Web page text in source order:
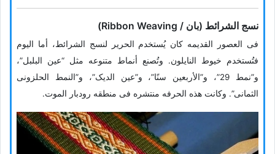
نسج الشرائط (بان / Ribbon Weaving)
فی العصور القدیمه کان یُستخدم الحریر لنسج الشرائط، أما الیوم
فتُستخدم خیوط النایلون. وتُصنع أنماط متنوعه مثل “عین البلبل”،
و”نمط 29”، و”الأربعین سنًا”، و”عین الدیک”، و”النمط الحلزونی
الثمانی”. وکانت هذه الحرفه منتشره فی منطقه رودبار الموت.